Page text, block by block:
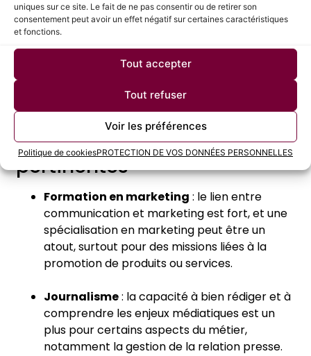
uniques sur ce site. Le fait de ne pas consentir ou de retirer son
consentement peut avoir un effet négatif sur certaines caractéristiques
et fonctions.
Tout accepter
Tout refuser
Voir les préférences
Politique de cookiesPROTECTION DE VOS DONNÉES PERSONNELLES
Licences et Masters en communication:
ces parcours universitaires permettent de se
spécialiser dans des domaines précis,
comme la communication digitale ou les
Autres formations
pertinentes
Formation en marketing : le lien entre
communication et marketing est fort, et une
spécialisation en marketing peut être un
atout, surtout pour des missions liées à la
promotion de produits ou services.
Journalisme: la capacité à bien rédiger et à
comprendre les enjeux médiatiques est un
plus pour certains aspects du métier,
notamment la gestion de la relation presse.